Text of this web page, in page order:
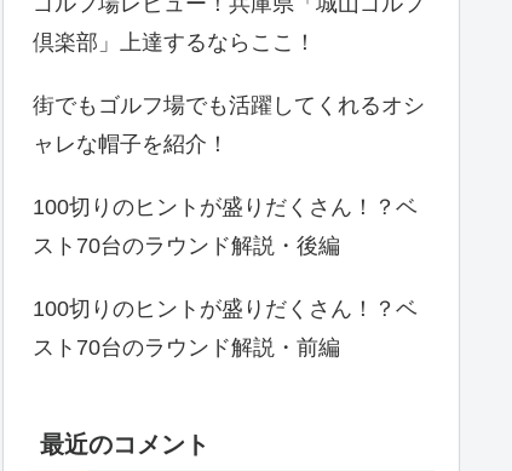
倶楽部」上達するならここ！
街でもゴルフ場でも活躍してくれるオシ
ャレな帽子を紹介！
100切りのヒントが盛りだくさん！？ベ
スト70台のラウンド解説・後編
100切りのヒントが盛りだくさん！？ベ
スト70台のラウンド解説・前編
最近のコメント